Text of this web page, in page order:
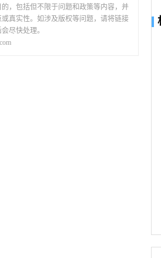
，包括但不限于问题和政策等内容，并
真实性。如涉及版权等问题，请将链接
尽快处理。